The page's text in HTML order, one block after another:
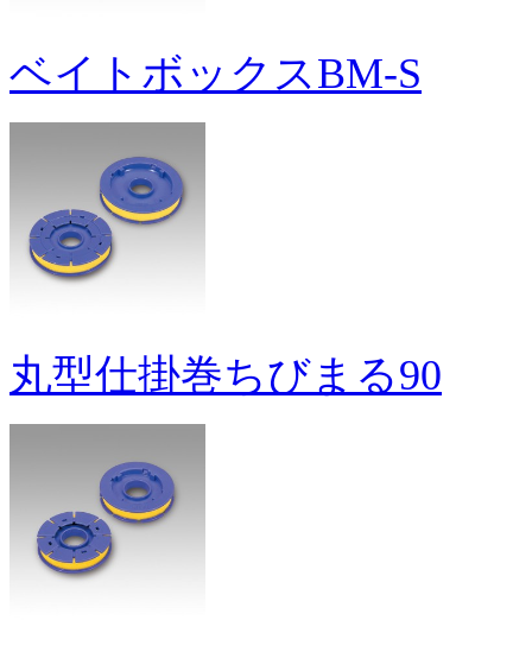
ベイトボックスBM-S
丸型仕掛巻ちびまる90